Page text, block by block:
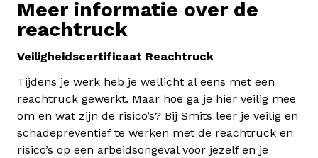
Meer informatie over de
reachtruck
Veiligheidscertificaat Reachtruck
Tijdens je werk heb je wellicht al eens met een
reachtruck gewerkt. Maar hoe ga je hier veilig mee
om en wat zijn de risico’s? Bij Smits leer je veilig en
schadepreventief te werken met de reachtruck en
risico’s op een arbeidsongeval voor jezelf en je